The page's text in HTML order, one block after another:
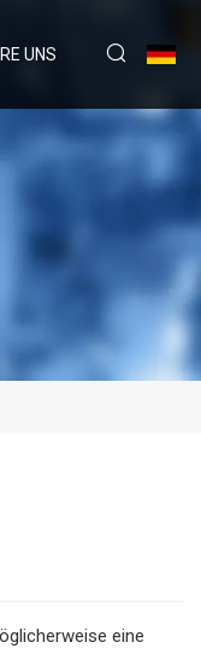
UNS
eine